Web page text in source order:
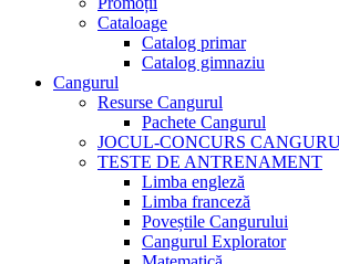
Cataloage
Catalog primar
Catalog gimnaziu
Cangurul
Resurse Cangurul
Pachete Cangurul
JOCUL-CONCURS
TESTE DE ANTRENAMENT
Limba engleză
Limba franceză
Poveștile Cangurului
Cangurul Explorator